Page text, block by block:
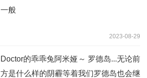
一般
2023-08-29
Doctor的乖乖兔阿米娅～ 罗德岛...无论前
方是什么样的阴霾等着我们罗德岛也会继